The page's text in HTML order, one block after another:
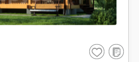
Сохранить
В